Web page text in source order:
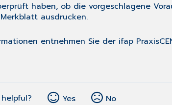
haben, ob die vorgeschlagene
ausdrucken.
entnehmen Sie der ifap
Yes No